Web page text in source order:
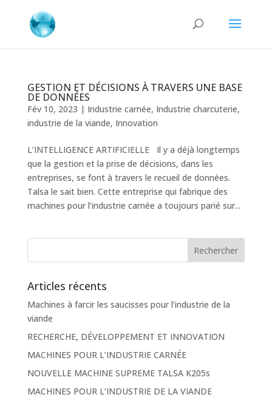
GESTION ET DÉCISIONS À TRAVERS UNE BASE
DE DONNÉES
Fév 10, 2023 | Industrie carnée, Industrie charcuterie,
industrie de la viande, Innovation
L’INTELLIGENCE ARTIFICIELLE Il y a déjà longtemps
que la gestion et la prise de décisions, dans les
entreprises, se font à travers le recueil de données.
Talsa le sait bien. Cette entreprise qui fabrique des
machines pour l’industrie carnée a toujours parié sur...
Articles récents
Machines à farcir les saucisses pour l’industrie de la
viande
RECHERCHE, DÉVELOPPEMENT ET INNOVATION
MACHINES POUR L’INDUSTRIE CARNÉE
NOUVELLE MACHINE SUPREME TALSA K205s
MACHINES POUR L’INDUSTRIE DE LA VIANDE